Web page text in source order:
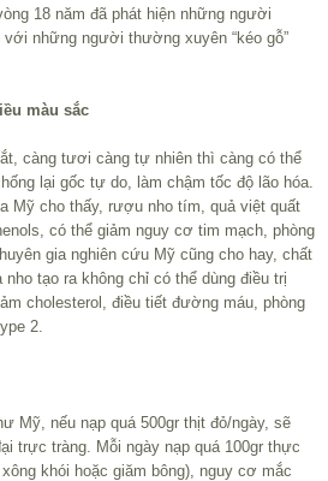
18 năm đã phát hiện những người
những người thường xuyên “kéo gỗ”
màu sắc
càng tươi càng tự nhiên thì càng có thể
lại gốc tự do, làm chậm tốc độ lão hóa.
Mỹ cho thấy, rượu nho tím, quả việt quất
có thể giảm nguy cơ tim mạch, phòng
gia nghiên cứu Mỹ cũng cho hay, chất
tạo ra không chỉ có thể dùng điều trị
cholesterol, điều tiết đường máu, phòng
2.
Mỹ, nếu nạp quá 500gr thịt đỏ/ngày, sẽ
trực tràng. Mỗi ngày nạp quá 100gr thực
khói hoặc giăm bông), nguy cơ mắc